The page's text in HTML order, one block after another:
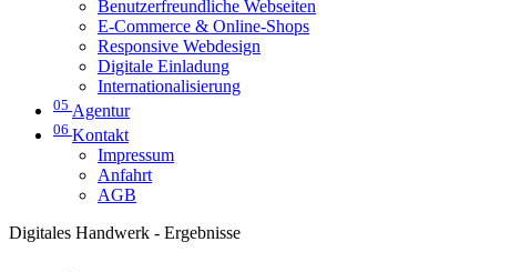
Benutzerfreundliche Webseiten
E-Commerce & Online-Shops
Responsive Webdesign
Digitale Einladung
Internationalisierung
05 Agentur
06 Kontakt
Impressum
Anfahrt
AGB
Digitales Handwerk - Ergebnisse